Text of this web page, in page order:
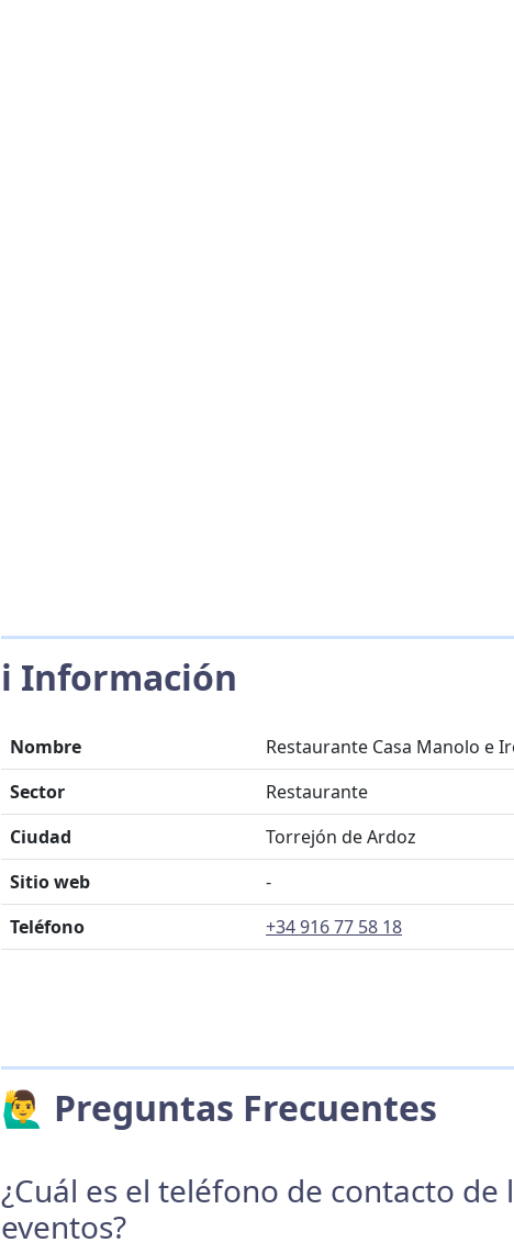
ℹ️ Información
Nombre
Restaurante Casa Manolo e
Sector
Restaurante
Ciudad
Torrejón de Ardoz
Sitio web
-
Teléfono
+34 916 77 58 18
🙋‍♂️ Preguntas Frecuentes
¿Cuál es el teléfono de contacto
eventos?